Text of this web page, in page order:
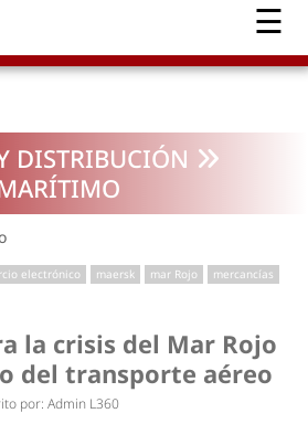
DISTRIBUCIÓN
electrónico maersk mar Rojo
mercancías
la crisis del Mar Rojo
del transporte aéreo
por: Admin L360